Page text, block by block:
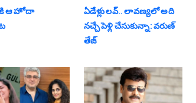
ఆ హోదా
ఏడేళ్లు ల‌వ్‌.. లావ‌ణ్య‌లో అది
న‌చ్చే పెళ్లి చేసుకున్నా: వ‌రుణ్
తేజ్‌